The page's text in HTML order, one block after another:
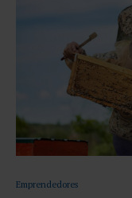
Emprendedores